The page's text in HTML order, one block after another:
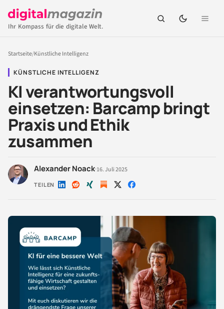
Ihr Kompass für die digitale Welt.
Startseite/Künstliche Intelligenz
KÜNSTLICHE INTELLIGENZ
KI verantwortungsvoll
einsetzen: Barcamp bringt
Praxis und Ethik
zusammen
Alexander Noack·16. Juli 2025
TEILEN Auf Auf Auf Auf Auf